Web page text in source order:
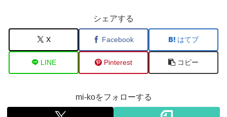
シェアする
X Facebook はてブ
LINE Pinterest コピー
mi-koをフォローする